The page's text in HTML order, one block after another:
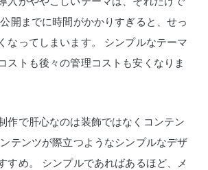
公開までに時間がかかりすぎると、せっ
ってしまいます。
シンプルなテーマ
ストも後々の管理コストも安くなりま
作で肝心なのは装飾ではなくコンテン
テンツが際立つようなシンプルなデザ
め。
シンプルであればあるほど、メ